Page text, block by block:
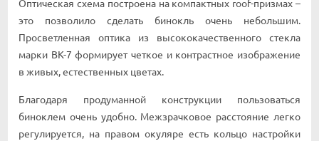
Оптическая схема построена на компактных roof-призмах –
это позволило сделать бинокль очень небольшим.
Просветленная оптика из высококачественного стекла
марки BK-7 формирует четкое и контрастное изображение
в живых, естественных цветах.
Благодаря продуманной конструкции пользоваться
биноклем очень удобно. Межзрачковое расстояние легко
регулируется, на правом окуляре есть кольцо настройки